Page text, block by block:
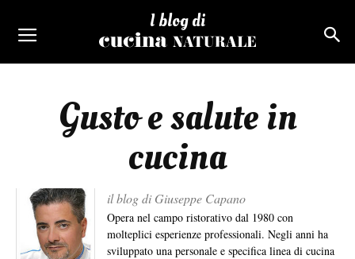
I blog di
Gusto e salute in
cucina
il blog di Giuseppe Capano
Opera nel campo ristorativo dal 1980 con
molteplici esperienze professionali. Negli anni ha
sviluppato una personale e specifica linea di cucina